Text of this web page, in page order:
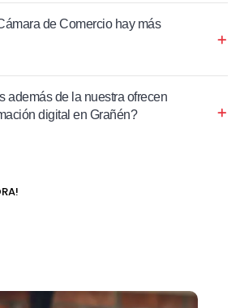
de Comercio hay más
además de la nuestra ofrecen
digital en Grañén?